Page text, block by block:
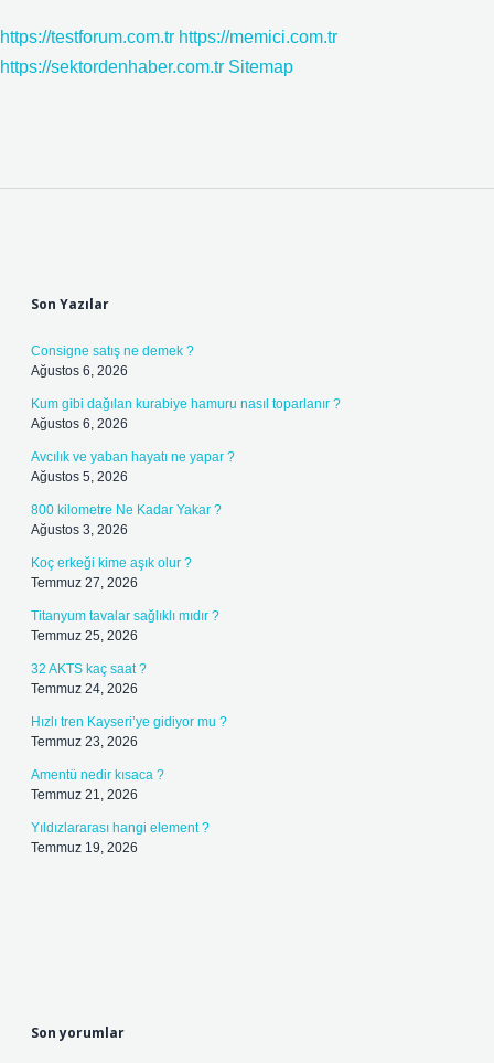
https://testforum.com.tr https://memici.com.tr
https://sektordenhaber.com.tr Sitemap
Son Yazılar
Consigne satış ne demek ?
Ağustos 6, 2026
Kum gibi dağılan kurabiye hamuru nasıl toparlanır ?
Ağustos 6, 2026
Avcılık ve yaban hayatı ne yapar ?
Ağustos 5, 2026
800 kilometre Ne Kadar Yakar ?
Ağustos 3, 2026
Koç erkeği kime aşık olur ?
Temmuz 27, 2026
Titanyum tavalar sağlıklı mıdır ?
Temmuz 25, 2026
32 AKTS kaç saat ?
Temmuz 24, 2026
Hızlı tren Kayseri’ye gidiyor mu ?
Temmuz 23, 2026
Amentü nedir kısaca ?
Temmuz 21, 2026
Yıldızlararası hangi element ?
Temmuz 19, 2026
Son yorumlar